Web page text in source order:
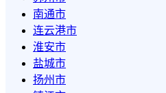
南通市
连云港市
淮安市
盐城市
扬州市